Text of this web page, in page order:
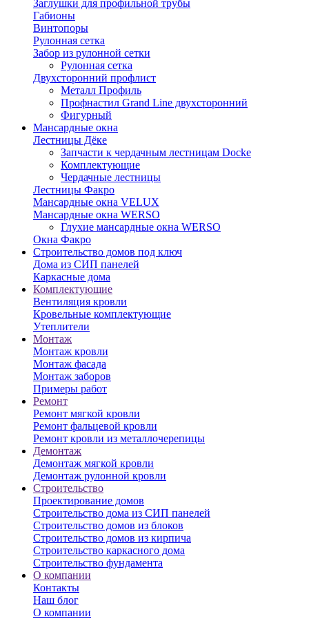
Заглушки для профильной трубы
Габионы
Винтопоры
Рулонная сетка
Забор из рулонной сетки
Рулонная сетка
Двухсторонний профлист
Металл Профиль
Профнастил Grand Line двухсторонний
Фигурный
Мансардные окна
Лестницы Дёке
Запчасти к чердачным лестницам Docke
Комплектующие
Чердачные лестницы
Лестницы Факро
Мансардные окна VELUX
Мансардные окна WERSO
Глухие мансардные окна WERSO
Окна Факро
Строительство домов под ключ
Дома из СИП панелей
Каркасные дома
Комплектующие
Вентиляция кровли
Кровельные комплектующие
Утеплители
Монтаж
Монтаж кровли
Монтаж фасада
Монтаж заборов
Примеры работ
Ремонт
Ремонт мягкой кровли
Ремонт фальцевой кровли
Ремонт кровли из металлочерепицы
Демонтаж
Демонтаж мягкой кровли
Демонтаж рулонной кровли
Строительство
Проектирование домов
Строительство дома из СИП панелей
Строительство домов из блоков
Строительство домов из кирпича
Строительство каркасного дома
Строительство фундамента
О компании
Контакты
Наш блог
О компании